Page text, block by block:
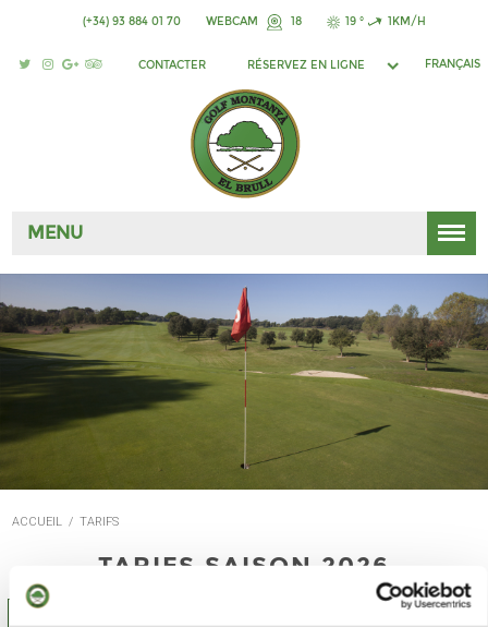
(+34) 93 884 01 70 WEBCAM 18 19 ° 1KM/H
CONTACTER RÉSERVEZ EN LIGNE FRANÇAIS
MENU
ACCUEIL / TARIFS
TARIFS SAISON 2026